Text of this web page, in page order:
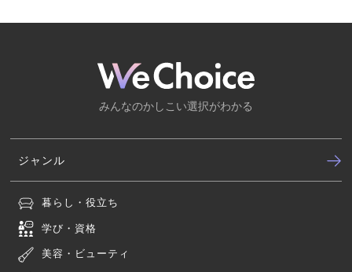
みんなのかしこい選択がわかる
ジャンル
暮らし・役立ち
学び・資格
美容・ビューティ